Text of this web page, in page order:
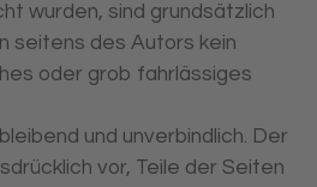
wurden, sind grundsätzlich
seitens des Autors kein
oder grob fahrlässiges
und unverbindlich. Der
vor, Teile der Seiten